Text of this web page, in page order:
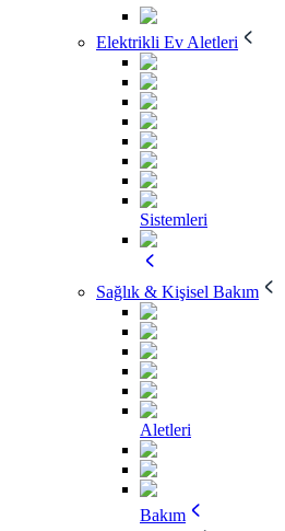
Elektrikli Ev Aletleri
Sistemleri
Sağlık & Kişisel Bakım
Aletleri
Bakım